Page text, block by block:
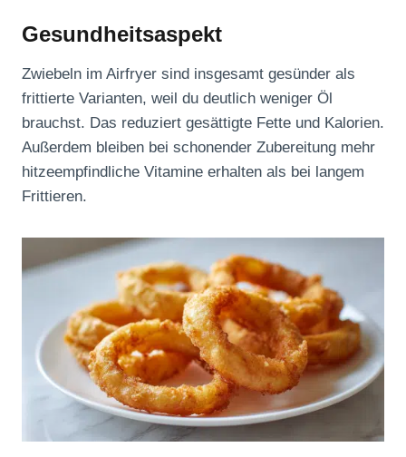
Gesundheitsaspekt
Zwiebeln im Airfryer sind insgesamt gesünder als
frittierte Varianten, weil du deutlich weniger Öl
brauchst. Das reduziert gesättigte Fette und Kalorien.
Außerdem bleiben bei schonender Zubereitung mehr
hitzeempfindliche Vitamine erhalten als bei langem
Frittieren.